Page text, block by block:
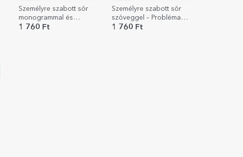
Személyre szabott sör
monogrammal és
szöveggel - Virágos
1 760 Ft
Személyre szabott sör
szöveggel – Probléma
megoldva
1 760 Ft